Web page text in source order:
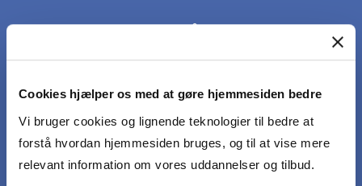
Cookies hjælper os med at gøre hjemmesiden bedre
Vi bruger cookies og lignende teknologier til bedre at
forstå hvordan hjemmesiden bruges, og til at vise mere
relevant information om vores uddannelser og tilbud.
kunne samarbejde og indgå i dialog om
kunne beskrive og analysere virkelige datadrevne
problemstillinger ved hjælp af simulationsstudier